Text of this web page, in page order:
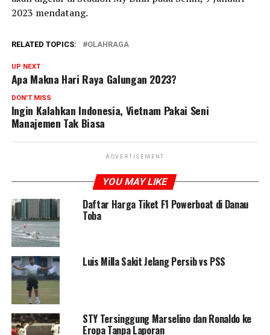
2023 mendatang.
RELATED TOPICS: OLAHRAGA
UP NEXT
Apa Makna Hari Raya Galungan 2023?
DON'T MISS
Ingin Kalahkan Indonesia, Vietnam Pakai Seni
Manajemen Tak Biasa
ADVERTISEMENT
YOU MAY LIKE
Daftar Harga Tiket F1 Powerboat di Danau
Toba
Luis Milla Sakit Jelang Persib vs PSS
STY Tersinggung Marselino dan Ronaldo ke
Eropa Tanpa Laporan